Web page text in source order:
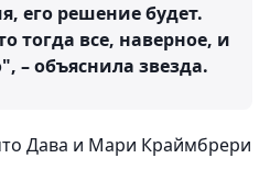
его решение будет.
тогда все, наверное, и
– объяснила звезда.
Дава и Мари Краймбрери